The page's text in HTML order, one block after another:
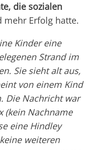
die sozialen
mehr Erfolg hatte.
Kinder eine
Strand im
Sie sieht alt aus,
von einem Kind
Die Nachricht war
(kein Nachname
eine Hindley
weiteren